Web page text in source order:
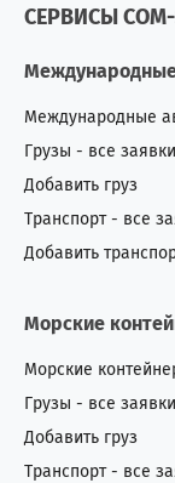
СЕРВИСЫ COM-
Международные
Грузы - все заявки
Добавить груз
Транспорт - все
Добавить
Морские
Морские
Грузы - все заявки
Добавить груз
Транспорт - все